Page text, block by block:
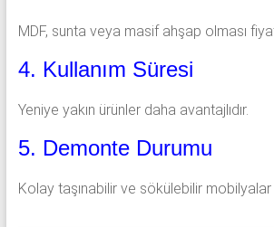
MDF, sunta veya masif ahşap olması
4. Kullanım Süresi
Yeniye yakın ürünler daha avantajlıdır.
5. Demonte Durumu
Kolay taşınabilir ve sökülebilir mobilyalar